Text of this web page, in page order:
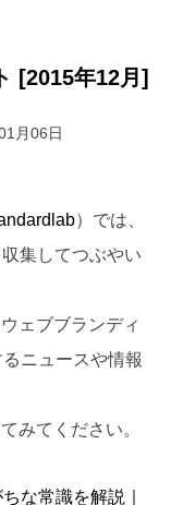
[2015年12月]
月06日
）では、
集してつぶやい
ェブブランディ
ニュースや情報
みてください。
な常識を解説｜